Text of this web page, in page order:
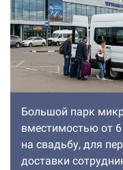
Большой парк
вместимостью от
на свадьбу, для
доставки